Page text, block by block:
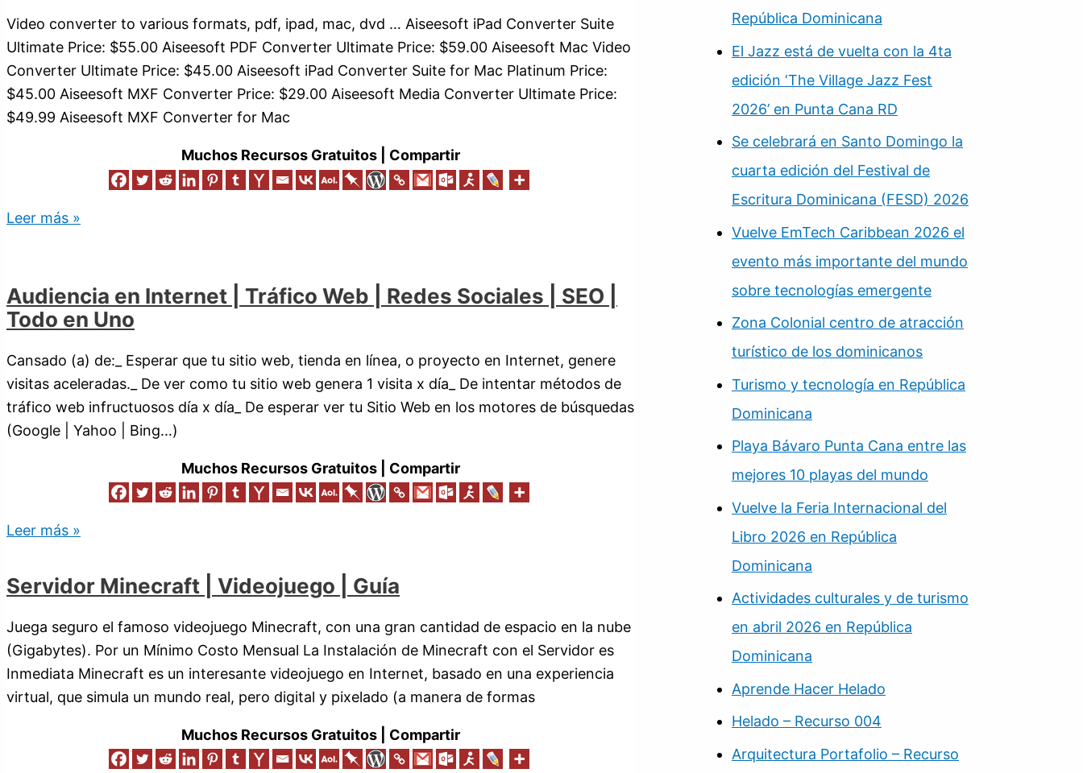
Video converter to various formats, pdf, ipad, mac, dvd … Aiseesoft iPad Converter Suite
Ultimate Price: $55.00 Aiseesoft PDF Converter Ultimate Price: $59.00 Aiseesoft Mac Video
Converter Ultimate Price: $45.00 Aiseesoft iPad Converter Suite for Mac Platinum Price:
$45.00 Aiseesoft MXF Converter Price: $29.00 Aiseesoft Media Converter Ultimate Price:
$49.99 Aiseesoft MXF Converter for Mac
Muchos Recursos Gratuitos | Compartir
Leer más »
Audiencia en Internet | Tráfico Web | Redes Sociales | SEO |
Todo en Uno
Cansado (a) de:_ Esperar que tu sitio web, tienda en línea, o proyecto en Internet, genere
visitas aceleradas._ De ver como tu sitio web genera 1 visita x día_ De intentar métodos de
tráfico web infructuosos día x día_ De esperar ver tu Sitio Web en los motores de búsquedas
(Google | Yahoo | Bing…)
Muchos Recursos Gratuitos | Compartir
Leer más »
Servidor Minecraft | Videojuego | Guía
Juega seguro el famoso videojuego Minecraft, con una gran cantidad de espacio en la nube
(Gigabytes). Por un Mínimo Costo Mensual La Instalación de Minecraft con el Servidor es
Inmediata Minecraft es un interesante videojuego en Internet, basado en una experiencia
virtual, que simula un mundo real, pero digital y pixelado (a manera de formas
Muchos Recursos Gratuitos | Compartir
República Dominicana
El Jazz está de vuelta con la 4ta
edición ‘The Village Jazz Fest
2026’ en Punta Cana RD
Se celebrará en Santo Domingo la
cuarta edición del Festival de
Escritura Dominicana (FESD) 2026
Vuelve EmTech Caribbean 2026 el
evento más importante del mundo
sobre tecnologías emergente
Zona Colonial centro de atracción
turístico de los dominicanos
Turismo y tecnología en República
Dominicana
Playa Bávaro Punta Cana entre las
mejores 10 playas del mundo
Vuelve la Feria Internacional del
Libro 2026 en República
Dominicana
Actividades culturales y de turismo
en abril 2026 en República
Dominicana
Aprende Hacer Helado
Helado – Recurso 004
Arquitectura Portafolio – Recurso